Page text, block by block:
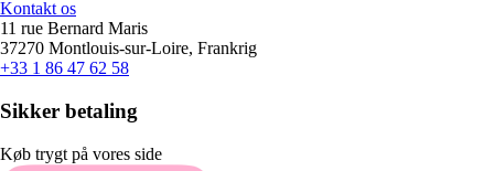
Kontakt os
11 rue Bernard Maris
37270 Montlouis-sur-Loire, Frankrig
+33 1 86 47 62 58
Sikker betaling
Køb trygt på vores side